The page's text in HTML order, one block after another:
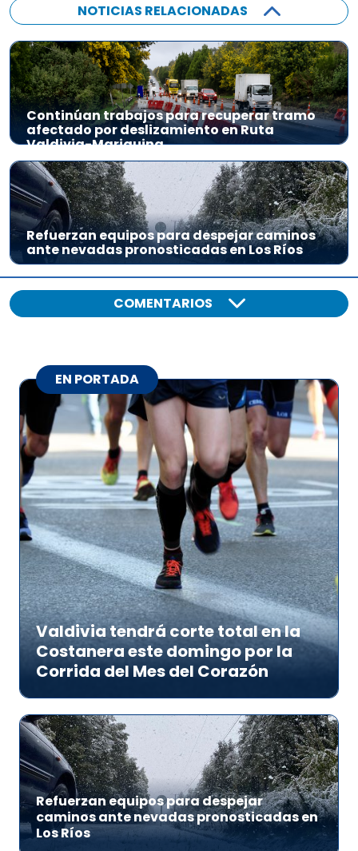
NOTICIAS RELACIONADAS
Continúan trabajos para recuperar tramo
afectado por deslizamiento en Ruta
Valdivia-Mariquina
Refuerzan equipos para despejar caminos
ante nevadas pronosticadas en Los Ríos
COMENTARIOS
EN PORTADA
Valdivia tendrá corte total en la
Costanera este domingo por la
Corrida del Mes del Corazón
Refuerzan equipos para despejar
caminos ante nevadas pronosticadas en
Los Ríos